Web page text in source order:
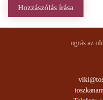
Hozzászólás írása
ugrás az